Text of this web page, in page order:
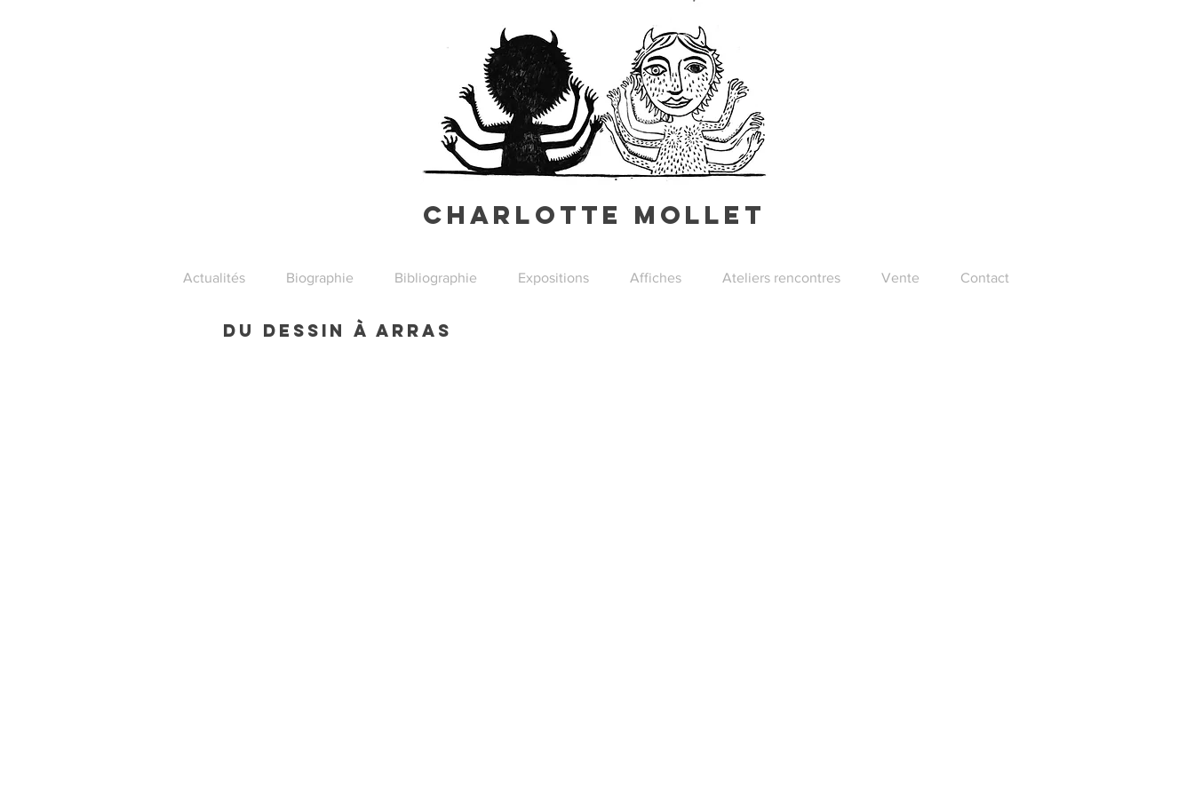
Charlotte Mollet
Du dessin à arras
Actualités Biographie Bibliographie Expositions Affiches Ateliers rencontres Vente Contact